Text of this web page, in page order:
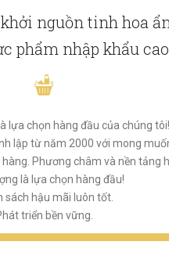
nguồn tinh hoa
phẩm nhập khẩu
lựa chọn hàng đầu của chúng tôi!
lập từ năm 2000 với mong
Phương châm và nền tảng
là lựa chọn hàng đầu!
sách hậu mãi luôn tốt.
triển bền vững.